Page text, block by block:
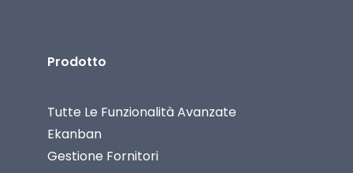
Prodotto
Tutte Le Funzionalità Avanzate
Ekanban
Gestione Fornitori